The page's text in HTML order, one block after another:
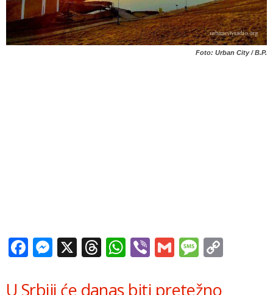
Foto: Urban City / B.P.
Facebook
Messenger
X Threads
WhatsApp
ViberGmail
U Srbiji će danas biti pretežno